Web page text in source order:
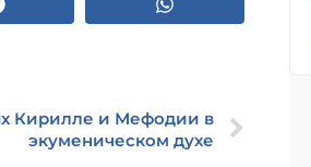
Кирилле и Мефодии в
экуменическом духе